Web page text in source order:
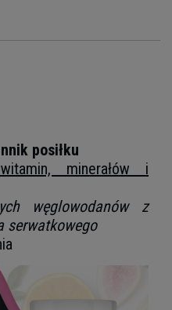
posiłku
minerałów i
węglowodanów z
serwatkowego